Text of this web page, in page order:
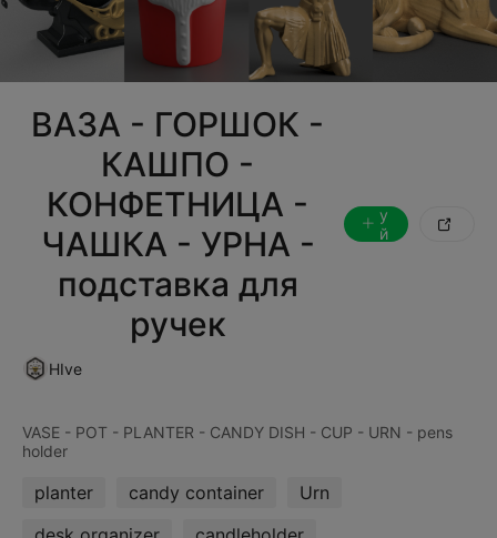
ВАЗА - ГОРШОК -
КАШПО -
КОНФЕТНИЦА -
ЧАШКА - УРНА -
подставка для
ручек
у
й

HIve
VASE - POT - PLANTER - CANDY DISH - CUP - URN - pens
planter candy container
Urn